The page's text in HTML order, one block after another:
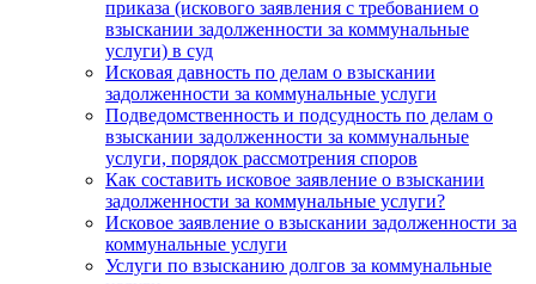
приказа (искового заявления с требованием о
взыскании задолженности за коммунальные
услуги) в суд
Исковая давность по делам о взыскании
задолженности за коммунальные услуги
Подведомственность и подсудность по делам о
взыскании задолженности за коммунальные
услуги, порядок рассмотрения споров
Как составить исковое заявление о взыскании
задолженности за коммунальные услуги?
Исковое заявление о взыскании задолженности за
коммунальные услуги
Услуги по взысканию долгов за коммунальные